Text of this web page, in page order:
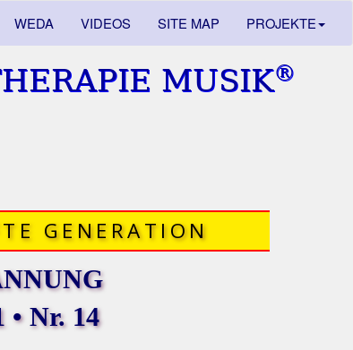
WEDA VIDEOS SITE MAP PROJEKTE
MUSIK®
GENERATION
• Nr. 14